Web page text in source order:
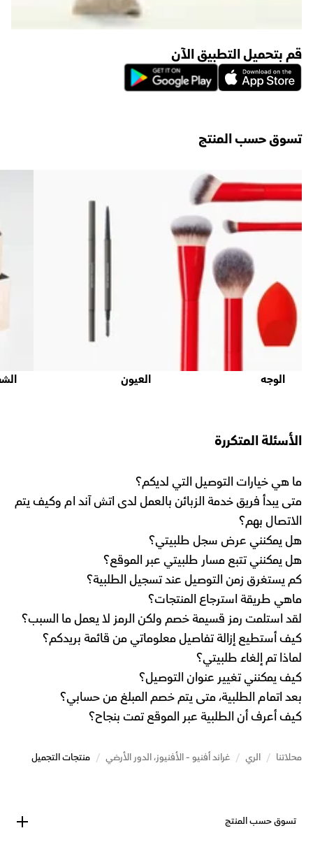
قم بتحميل التطبيق الآن
تسوق حسب المنتج
الوجه العيون
الأسئلة المتكررة
ما هي خيارات التوصيل التي لديكم؟
متى يبدأ فريق خدمة الزبائن بالعمل لدى اتش آند ام وكيف يتم
الاتصال بهم؟
هل يمكنني عرض سجل طلبيتي؟
هل يمكنني تتبع مسار طلبيتي عبر الموقع؟
كم يستغرق زمن التوصيل عند تسجيل الطلبية؟
ماهي طريقة استرجاع المنتجات؟
لقد استلمت رمز قسيمة خصم ولكن الرمز لا يعمل ما السبب؟
كيف أستطيع إزالة تفاصيل معلوماتي من قائمة بريدكم؟
لماذا تم إلغاء طلبيتي؟
كيف يمكنني تغيير عنوان التوصيل؟
بعد اتمام الطلبية، متى يتم خصم المبلغ من حسابي؟
كيف أعرف أن الطلبية عبر الموقع تمت بنجاح؟
محلاتنا / الري / غراند أفنيو - الأفنيوز، الدور الأرضي / منتجات التجميل
تسوق حسب المنتج